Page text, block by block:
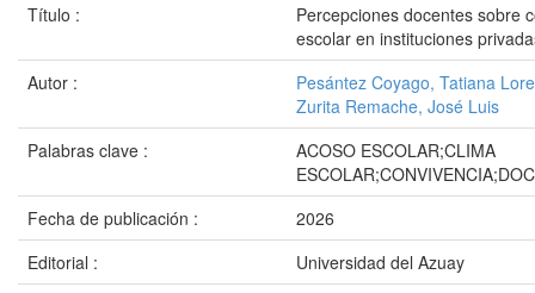
Título :
Percepciones docentes sobre
escolar en instituciones
Autor :
Pesántez Coyago, Tatiana
Zurita Remache, José Luis
Palabras clave :
ACOSO ESCOLAR;CLIMA
Fecha de publicación :
2026
Editorial :
Universidad del Azuay